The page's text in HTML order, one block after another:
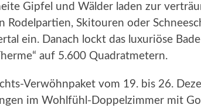
Gipfel und Wälder laden zur
Rodelpartien, Skitouren oder
ein. Danach lockt das luxuriöse
auf 5.600 Quadratmetern.
Verwöhnpaket vom 19. bis 26.
im Wohlfühl-Doppelzimmer mit